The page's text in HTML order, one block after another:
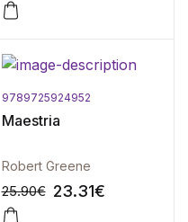
9789725924952
Maestria
Robert Greene
25.90€ 23.31€